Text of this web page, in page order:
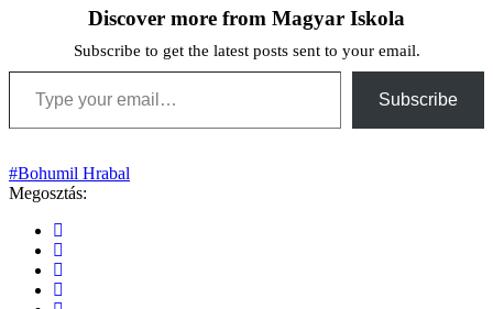
Discover more from Magyar Iskola
Subscribe to get the latest posts sent to your email.
Type your email…
Subscribe
#Bohumil Hrabal
Megosztás: